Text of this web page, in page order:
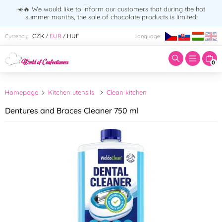
☀️🔥 We would like to inform our customers that during the hot
summer months, the sale of chocolate products is limited.
Currency: CZK / EUR / HUF Language:
0
Enter search term:
Homepage Kitchen utensils Clean kitchen
Dentures and Braces Cleaner 750 ml